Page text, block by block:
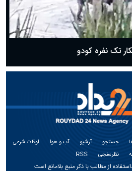
تک نفره کودو
جستجو آرشیو آب و هوا
اوقات شرعی
نظرسنجی RSS
از مطالب با ذکر منبع بلامانع است